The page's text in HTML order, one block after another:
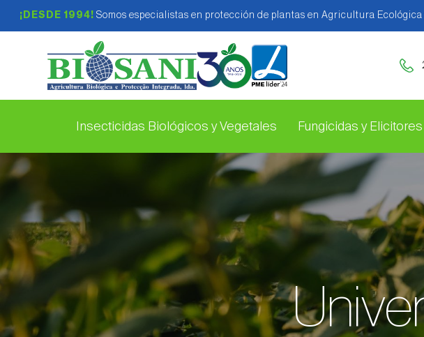
¡DESDE 1994! Somos especialistas en protección de plantas en Agricultura
Insecticidas Biológicos y Vegetales Fungicidas y Elicitores